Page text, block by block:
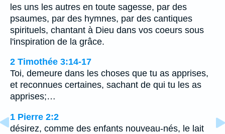
les uns les autres en toute sagesse, par des
psaumes, par des hymnes, par des cantiques
spirituels, chantant à Dieu dans vos coeurs sous
l'inspiration de la grâce.
2 Timothée 3:14-17
Toi, demeure dans les choses que tu as apprises,
et reconnues certaines, sachant de qui tu les as
apprises;…
1 Pierre 2:2
désirez, comme des enfants nouveau-nés, le lait